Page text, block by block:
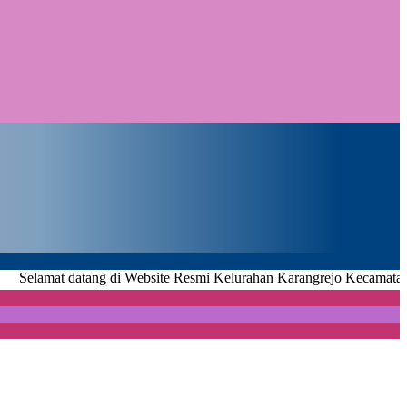
datang di Website Resmi Kelurahan Karangrejo Kecamatan Metro